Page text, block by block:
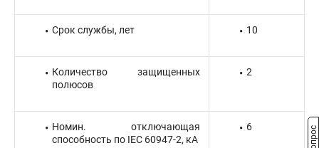
Срок службы, лет 10
Количество защищенных
полюсов
2
Номин. отключающая
способность по IEC 60947-2, кА
6